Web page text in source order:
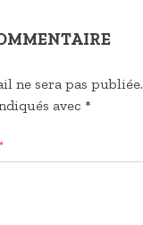
ne sera pas publiée.
avec *
*